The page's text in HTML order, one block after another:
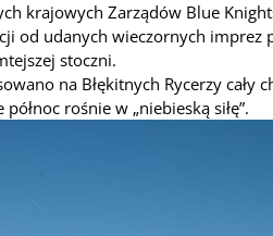
krajowych Zarządów Blue
od udanych wieczornych imprez
stoczni.
na Błękitnych Rycerzy cały
rośnie w „niebieską siłę”.